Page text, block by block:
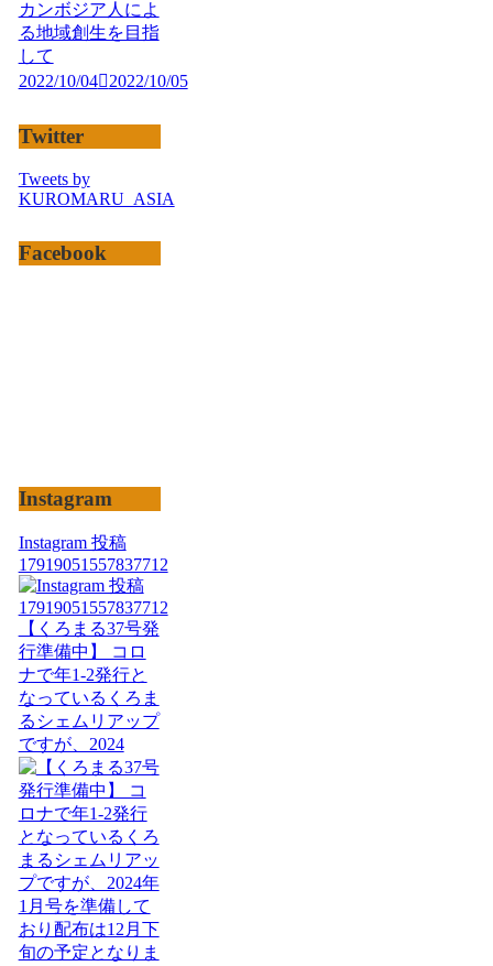
カンボジア人によ
る地域創生を目指
して
2022/10/04
2022/10/05
Twitter
Tweets by
KUROMARU_ASIA
Facebook
Instagram
Instagram 投稿
17919051557837712
【くろまる37号発
行準備中】 コロ
ナで年1-2発行と
なっているくろま
るシェムリアップ
ですが、2024